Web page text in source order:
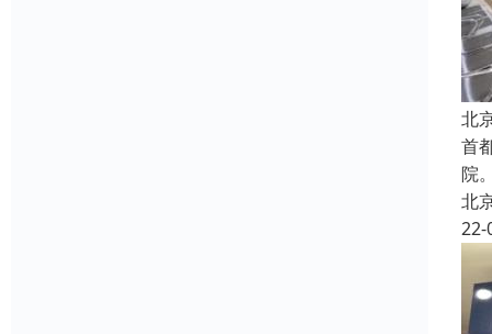
北
首
院
北
22-